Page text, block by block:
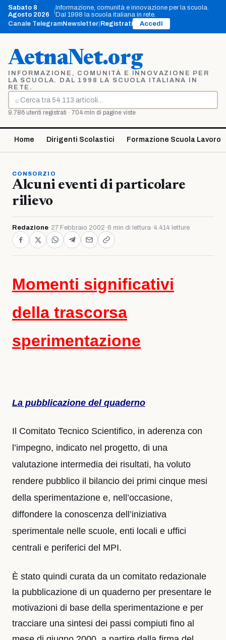
Vai
contenuto
Sabato 8
Agosto 2026
Informazione, comunità e innovazione per la scuola.
Dal 1998 la scuola italiana in rete.
Canale TelegramNewsletter Registrati Accedi
AetnaNet.org
INFORMAZIONE, COMUNITÀ E INNOVAZIONE PER
LA SCUOLA. DAL 1998 LA SCUOLA ITALIANA IN
RETE.
⌕
Cerca
9.786 utenti registrati · 704 mln di pagine viste
Home Dirigenti Scolastici Formazione Scuola Lavoro
CONSORZIO
Alcuni eventi di particolare
rilievo
Redazione· 27 Febbraio 2002 · 6 min di lettura· 4.414 letture
Momenti significativi
della trascorsa
sperimentazione
La pubblicazione del quaderno
Il Comitato Tecnico Scientifico, in aderenza con
l’impegno, indicato nel progetto, di una
valutazione intermedia dei risultati, ha voluto
rendere pubblico il bilancio dei primi cinque mesi
della sperimentazione e, nell’occasione,
diffondere la conoscenza dell’iniziativa
sperimentale nelle scuole, enti locali e uffici
centrali e periferici del MPI.
È stato quindi curata da un comitato redazionale
la pubblicazione di un quaderno per presentare le
motivazioni di base della sperimentazione e per
tracciare una sintesi dei passi compiuti fino al